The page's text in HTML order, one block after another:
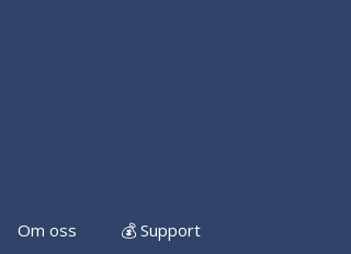
Om oss 💰 Support